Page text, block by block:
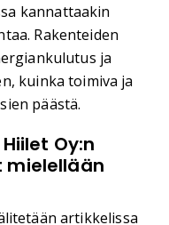
kannattaakin
Rakenteiden
ja
kuinka toimiva ja
päästä.
Oy:n
artikkelissa